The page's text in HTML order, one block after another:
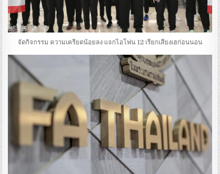
จัดกิจกรรม ความเครียดน้อยลง แจกไอโฟน 12 เรียกเสียงเฮก่อนนอน